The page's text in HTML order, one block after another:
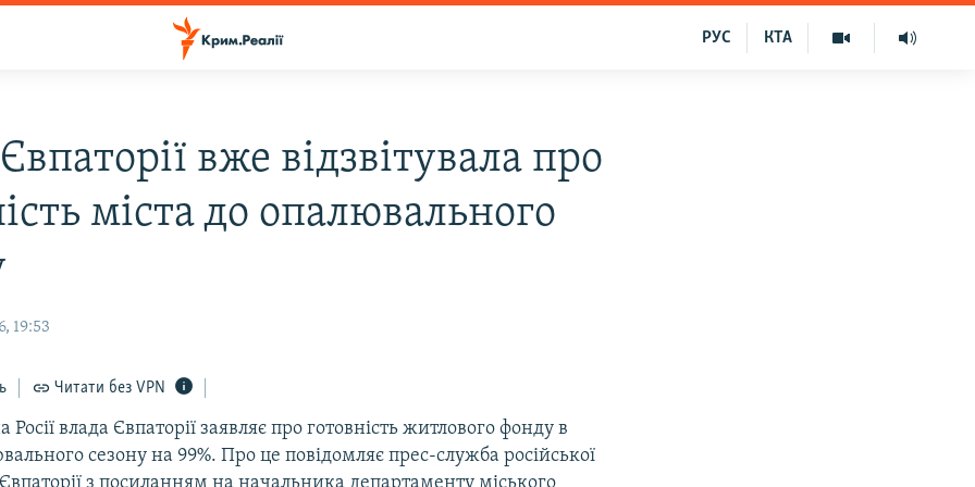
КТА
РУС
вже відзвітувала про
міста до опалювального
19:53
Читати без VPN
Росії влада Євпаторії заявляє про готовність житлового фонду в
сезону на 99%. Про це повідомляє прес-служба російської